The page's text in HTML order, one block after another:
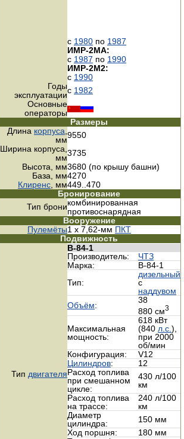
с 1980 по 1987
ИМР-2МА:
с 1987 по 1990
ИМР-2М2:
с 1990
Годы
эксплуатациис 1982
Основные
операторы
Размеры
Длина корпуса
мм9550
Ширина корпуса,
мм3735
Высота, мм3680 (по крышу башни)
База, мм4270
Клиренс , мм449..470
Бронирование
Тип броникомбинированная
противоснарядная
Вооружение
Пулемёты1 х 7,62-мм ПКТ
Подвижность
Тип двигателя
В-84-1
Производитель:
ЧТЗ
Марка:
В-84-1
Тип:
дизельный
с
наддувом
Объём:
38
880 см3
Максимальная
мощность:
618 кВт
(840 л.с. ),
при 2000
об/мин
Конфигурация:
V12
Цилиндров:
12
Расход топлива
при смешанном
цикле:
430 л/100
км
Расход топлива
на трассе:
240 л/100
км
Диаметр
цилиндра:
150 мм
Ход поршня:
180 мм